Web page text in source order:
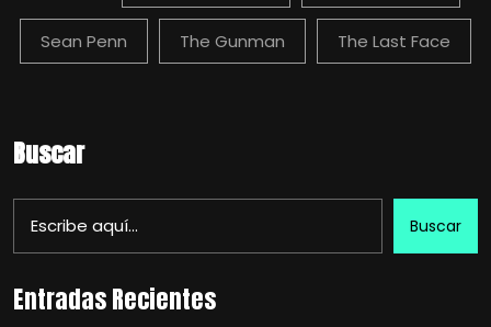
Sean Penn The Gunman The Last Face
Buscar
Buscar
Entradas Recientes